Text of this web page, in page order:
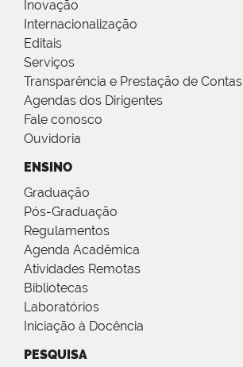
Inovação
Internacionalização
Editais
Serviços
Transparência e Prestação de Contas
Agendas dos Dirigentes
Fale conosco
Ouvidoria
ENSINO
Graduação
Pós-Graduação
Regulamentos
Agenda Acadêmica
Atividades Remotas
Bibliotecas
Laboratórios
Iniciação à Docência
PESQUISA